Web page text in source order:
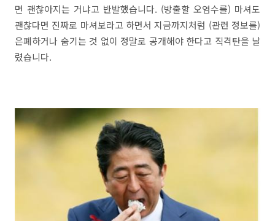
면 괜찮아지는 거냐고 반발했습니다. (방출할 오염수를) 마셔도
괜찮다면 진짜로 마셔보라고 하면서 지금까지처럼 (관련 정보를)
은폐하거나 숨기는 것 없이 정말로 공개해야 한다고 직격탄을 날
렸습니다.